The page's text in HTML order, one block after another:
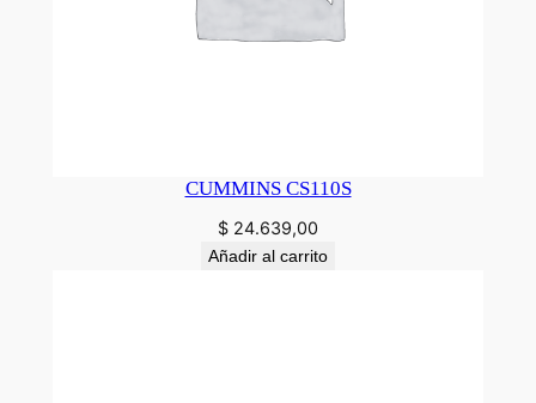
CUMMINS CS110S
$ 24.639,00
Añadir al carrito